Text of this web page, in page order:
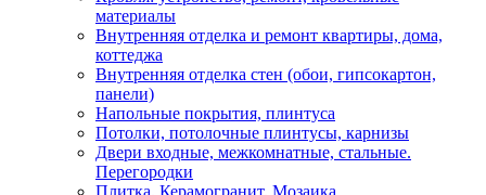
материалы
Внутренняя отделка и ремонт квартиры, дома,
коттеджа
Внутренняя отделка стен (обои, гипсокартон,
панели)
Напольные покрытия, плинтуса
Потолки, потолочные плинтусы, карнизы
Двери входные, межкомнатные, стальные.
Перегородки